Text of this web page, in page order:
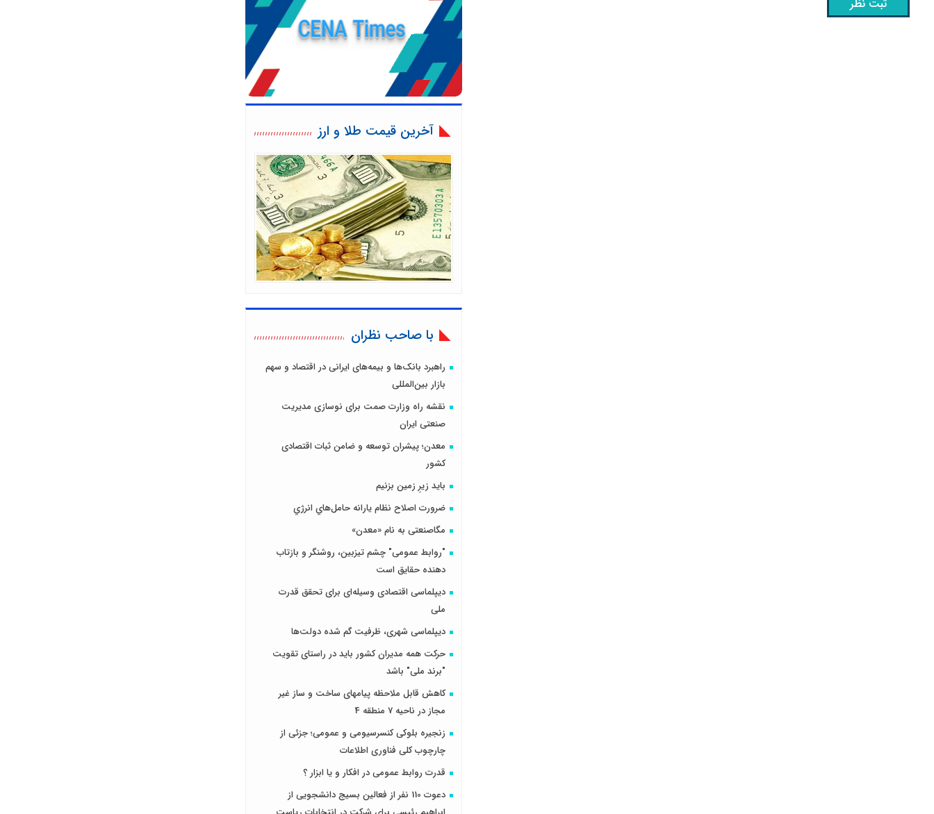
آخرین قیمت طلا و ارز
با صاحب نظران
راهبرد بانک‌ها و بیمه‌های ایرانی در اقتصاد و سهم
بازار بین‌المللی
نقشه راه وزارت صمت برای نوسازی مدیریت
صنعتی ایران
معدن؛ پیشران توسعه و ضامن ثبات اقتصادی
کشور
باید زیرِ زمین بزنیم
ضرورت اصلاح نظام يارانه حامل‌هاي انرژي
مگاصنعتی به نام «معدن»
"روابط عمومی" چشم تیزبین، روشنگر و بازتاب
دهنده حقایق است
دیپلماسی اقتصادی وسیله‌ای برای تحقق قدرت
ملی
دیپلماسی شهری، ظرفیت گم شده دولت‌ها
حرکت همه مدیران کشور باید در راستای تقویت
"برند ملی" باشد
کاهش قابل ملاحظه پیامهای ساخت و ساز غیر
مجاز در ناحیه 7 منطقه 4
زنجیره بلوکی کنسرسیومی و عمومی؛ جزئی از
چارچوب کلی فناوری اطلاعات
قدرت روابط عمومی در افکار و یا ابزار ؟
دعوت 110 نفر از فعالین بسیج دانشجویی از